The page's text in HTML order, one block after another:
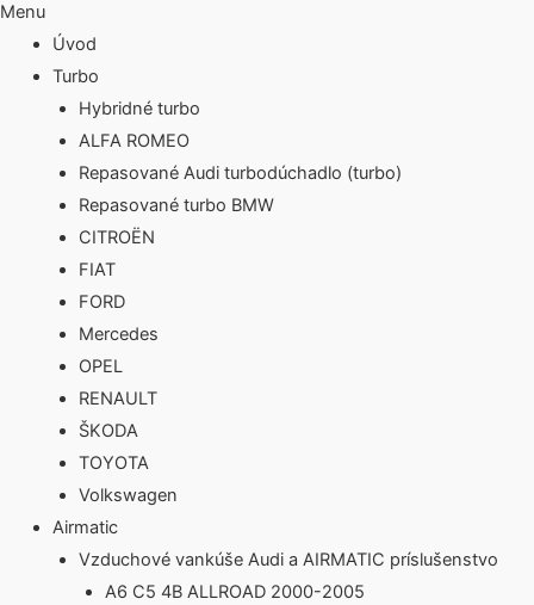
Menu
Úvod
Turbo
Hybridné turbo
ALFA ROMEO
Repasované Audi turbodúchadlo (turbo)
Repasované turbo BMW
CITROËN
FIAT
FORD
Mercedes
OPEL
RENAULT
ŠKODA
TOYOTA
Volkswagen
Airmatic
Vzduchové vankúše Audi a AIRMATIC príslušenstvo
A6 C5 4B ALLROAD 2000-2005